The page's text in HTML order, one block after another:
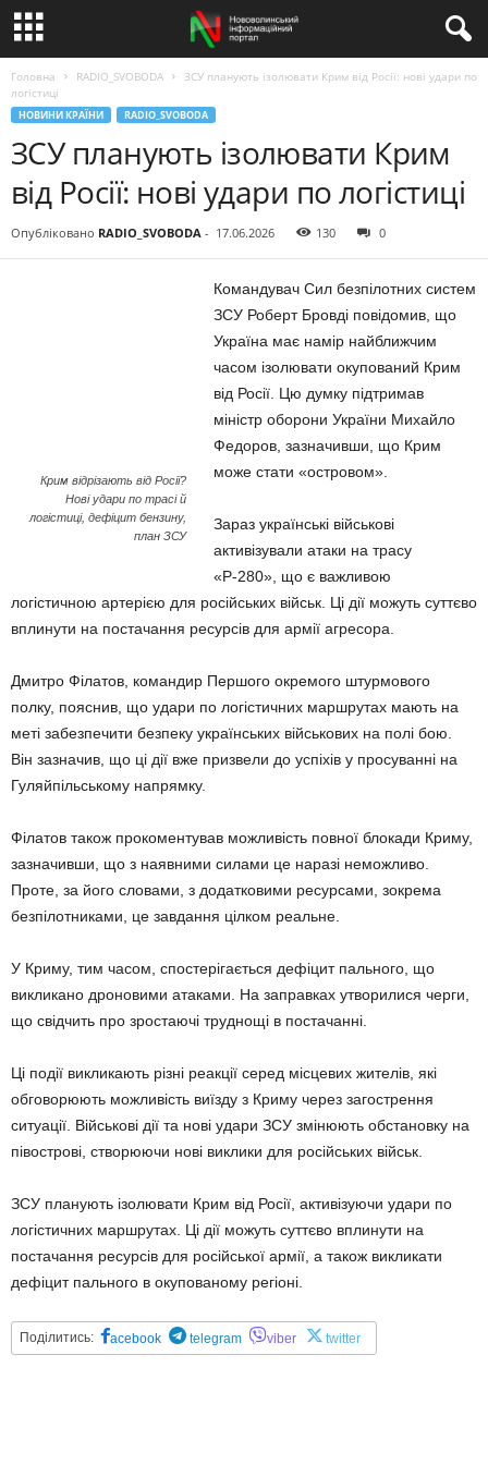
Головна RADIO_SVOBODA
ЗСУ планують ізолювати Крим від Росії: нові удари по
логістиці
НОВИНИ КРАЇНИ RADIO_SVOBODA
ЗСУ планують ізолювати Крим
від Росії: нові удари по логістиці
Опубліковано RADIO_SVOBODA - 17.06.2026 130 0
Крим відрізають від Росії?
Нові удари по трасі й
логістиці, дефіцит бензину,
план ЗСУ
Командувач Сил безпілотних систем
ЗСУ Роберт Бровді повідомив, що
Україна має намір найближчим
часом ізолювати окупований Крим
від Росії. Цю думку підтримав
міністр оборони України Михайло
Федоров, зазначивши, що Крим
може стати «островом».
Зараз українські військові
активізували атаки на трасу
«Р-280», що є важливою
логістичною артерією для російських військ. Ці дії можуть суттєво
вплинути на постачання ресурсів для армії агресора.
Дмитро Філатов, командир Першого окремого штурмового
полку, пояснив, що удари по логістичних маршрутах мають на
меті забезпечити безпеку українських військових на полі бою.
Він зазначив, що ці дії вже призвели до успіхів у просуванні на
Гуляйпільському напрямку.
Філатов також прокоментував можливість повної блокади Криму,
зазначивши, що з наявними силами це наразі неможливо.
Проте, за його словами, з додатковими ресурсами, зокрема
безпілотниками, це завдання цілком реальне.
У Криму, тим часом, спостерігається дефіцит пального, що
викликано дроновими атаками. На заправках утворилися черги,
що свідчить про зростаючі труднощі в постачанні.
Ці події викликають різні реакції серед місцевих жителів, які
обговорюють можливість виїзду з Криму через загострення
ситуації. Військові дії та нові удари ЗСУ змінюють обстановку на
півострові, створюючи нові виклики для російських військ.
ЗСУ планують ізолювати Крим від Росії, активізуючи удари по
логістичних маршрутах. Ці дії можуть суттєво вплинути на
постачання ресурсів для російської армії, а також викликати
дефіцит пального в окупованому регіоні.
Поділитись: acebook telegram viber twitter